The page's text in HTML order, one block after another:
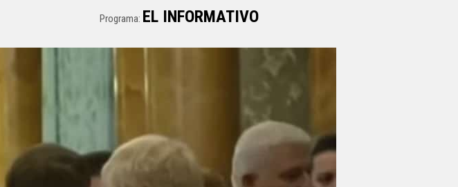
Programa: EL INFORMATIVO